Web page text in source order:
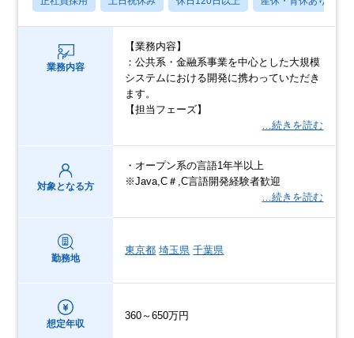
業務内容
【業務内容】
：公共系・金融系事業を中心とした大規模
システムにおける開発に携わっていただき
ます。
【担当フェーズ】
…続きを読む
対象となる方
・オープン系の言語1年半以上
※Java,C＃,C言語開発経験者歓迎
…続きを読む
勤務地
東京都 埼玉県 千葉県
想定年収
360～650万円